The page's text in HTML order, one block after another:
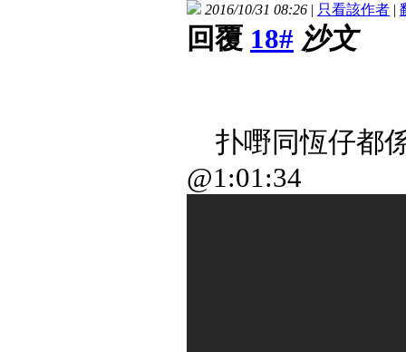
2016/10/31 08:26 | 只看該作者 |
回覆 18# 沙文
扑嘢同恆仔都
@1:01:34